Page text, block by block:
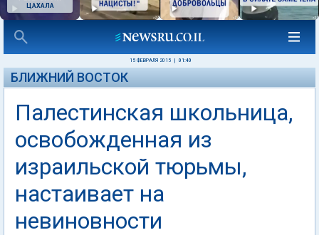
ЦАХАЛА
15 ФЕВРАЛЯ 2015 01:40
БЛИЖНИЙ ВОСТОК
Палестинская школьница,
освобожденная из
израильской тюрьмы,
настаивает на
невиновности